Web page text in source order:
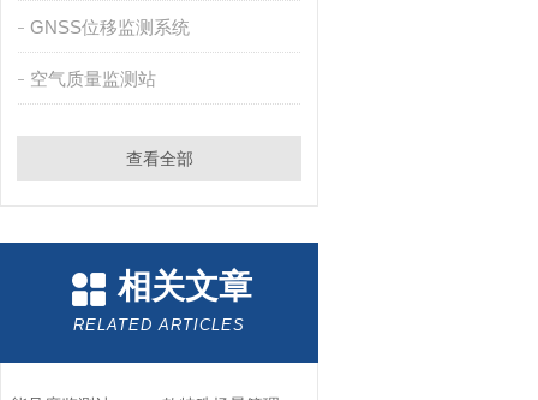
GNSS位移监测系统
空气质量监测站
查看全部
相关文章
RELATED ARTICLES